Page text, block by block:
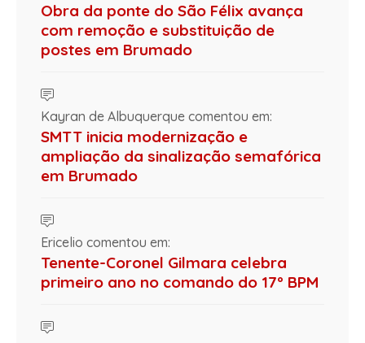
Obra da ponte do São Félix avança
com remoção e substituição de
postes em Brumado
Kayran de Albuquerque comentou em:
SMTT inicia modernização e
ampliação da sinalização semafórica
em Brumado
Ericelio comentou em:
Tenente-Coronel Gilmara celebra
primeiro ano no comando do 17º BPM